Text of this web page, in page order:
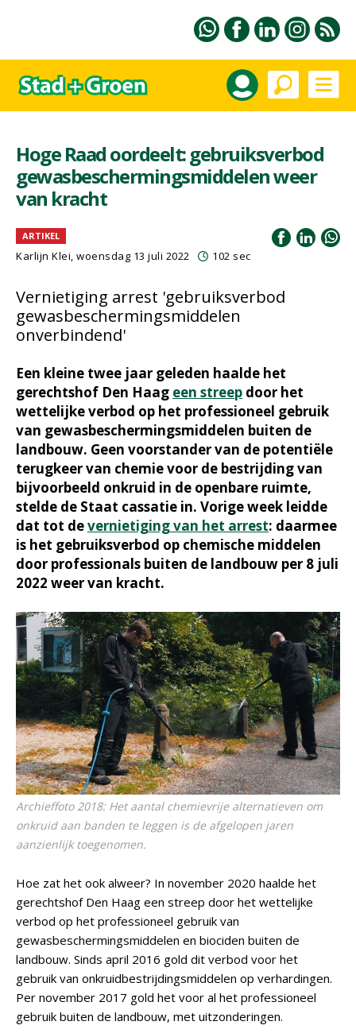
Hoge Raad oordeelt: gebruiksverbod
gewasbeschermingsmiddelen weer
van kracht
ARTIKEL
Karlijn Klei, woensdag 13 juli 2022 102 sec
Vernietiging arrest 'gebruiksverbod
gewasbeschermingsmiddelen
onverbindend'
Een kleine twee jaar geleden haalde het
gerechtshof Den Haag een streep door het
wettelijke verbod op het professioneel gebruik
van gewasbeschermingsmiddelen buiten de
landbouw. Geen voorstander van de potentiële
terugkeer van chemie voor de bestrijding van
bijvoorbeeld onkruid in de openbare ruimte,
stelde de Staat cassatie in. Vorige week leidde
dat tot devernietiging van het arrest: daarmee
is het gebruiksverbod op chemische middelen
door professionals buiten de landbouw per 8 juli
2022 weer van kracht.
Archieffoto 2018: Het aantal chemievrije alternatieven om
onkruid aan banden te leggen is de afgelopen jaren
aanzienlijk toegenomen.
Hoe zat het ook alweer? In november 2020 haalde het
gerechtshof Den Haag een streep door het wettelijke
verbod op het professioneel gebruik van
gewasbeschermingsmiddelen en biociden buiten de
landbouw. Sinds april 2016 gold dit verbod voor het
gebruik van onkruidbestrijdingsmiddelen op verhardingen.
Per november 2017 gold het voor al het professioneel
gebruik buiten de landbouw, met uitzonderingen.